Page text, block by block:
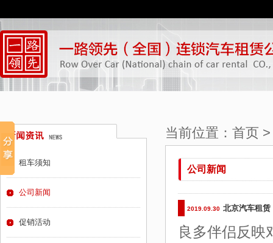
当前位置： 首页
公司新闻
2019.09.30 北京汽车租
良多伴侣反映
租车须知
公司新闻
促销活动